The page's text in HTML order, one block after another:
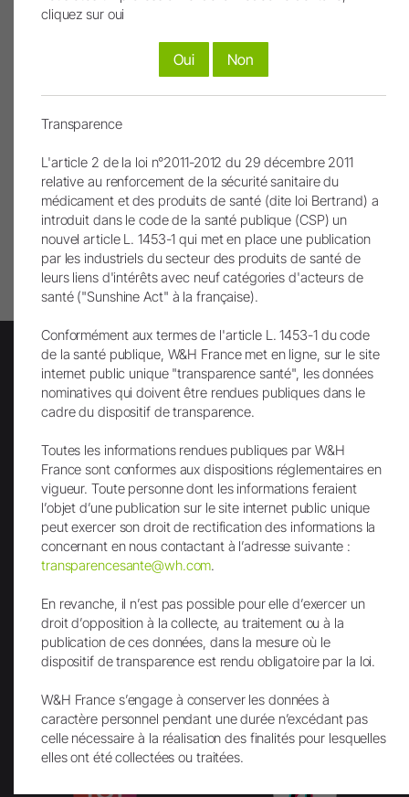
Les images et les vidéos ont été partiellement ou
entièrement créées ou modifiées à l’aide de
l’intelligence artificielle. Les contenus concernés sont
signalés par un symbole IA.
Imprimer page
Remonter
Lettre d'info
Envoi
Facebook LinkedIn
cliquez sur oui
Oui Non
Transparence
L'article 2 de la loi n°2011-2012 du 29 décembre 2011
relative au renforcement de la sécurité sanitaire du
médicament et des produits de santé (dite loi Bertrand) a
introduit dans le code de la santé publique (CSP) un
nouvel article L. 1453-1 qui met en place une publication
par les industriels du secteur des produits de santé de
leurs liens d'intérêts avec neuf catégories d'acteurs de
santé ("Sunshine Act" à la française).
Conformément aux termes de l'article L. 1453-1 du code
de la santé publique, W&H France met en ligne, sur le site
internet public unique "transparence santé", les données
nominatives qui doivent être rendues publiques dans le
cadre du dispositif de transparence.
Toutes les informations rendues publiques par W&H
France sont conformes aux dispositions réglementaires en
vigueur. Toute personne dont les informations feraient
l’objet d’une publication sur le site internet public unique
peut exercer son droit de rectification des informations la
concernant en nous contactant à l’adresse suivante :
transparencesante@wh.com.
En revanche, il n’est pas possible pour elle d’exercer un
droit d’opposition à la collecte, au traitement ou à la
publication de ces données, dans la mesure où le
dispositif de transparence est rendu obligatoire par la loi.
W&H France s’engage à conserver les données à
caractère personnel pendant une durée n’excédant pas
celle nécessaire à la réalisation des finalités pour lesquelles
elles ont été collectées ou traitées.